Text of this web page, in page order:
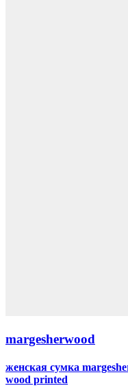
margesherwood
женская сумка
wood printed